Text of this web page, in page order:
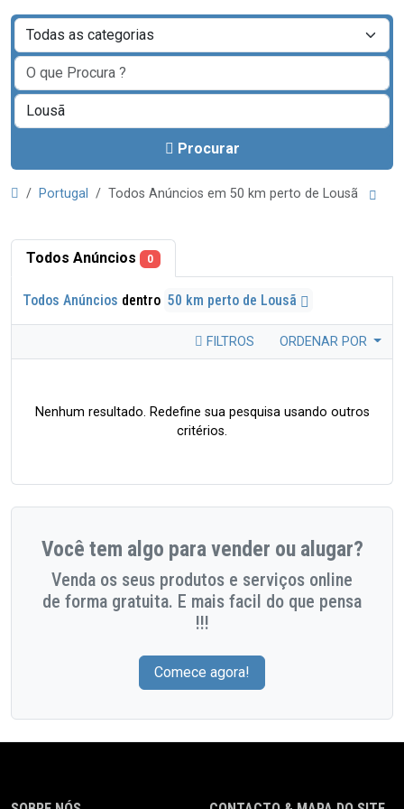
Procurar
Portugal Todos Anúncios em 50 km perto de Lousã
Todos Anúncios 0
Todos Anúncios dentro 50 km perto de Lousã
FILTROS ORDENAR POR
Nenhum resultado. Redefine sua pesquisa usando outros
critérios.
Você tem algo para vender ou alugar?
Venda os seus produtos e serviços online
de forma gratuita. E mais facil do que pensa
!!!
Comece agora!